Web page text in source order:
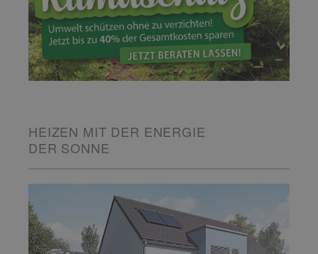
HEIZEN MIT DER ENERGIE
DER SONNE